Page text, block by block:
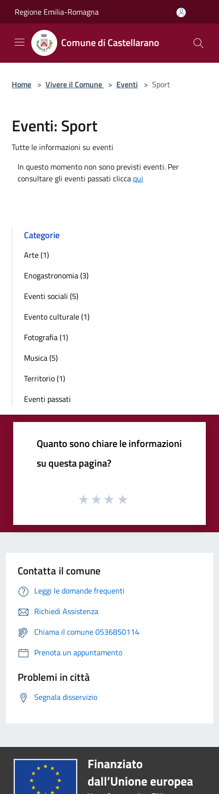
Regione Emilia-Romagna
Comune di Castellarano
Home > Vivere il Comune > Eventi > Sport
Eventi: Sport
Tutte le informazioni su eventi
In questo momento non sono previsti eventi. Per
consultare gli eventi passati cliccaqui
Categorie
Arte (1)
Enogastronomia (3)
Eventi sociali (5)
Evento culturale (1)
Fotografia (1)
Musica (5)
Territorio (1)
Eventi passati
Quanto sono chiare le informazioni
su questa pagina?
Contatta il comune
Leggi le domande frequenti
Richiedi Assistenza
Chiama il comune 0536850114
Prenota un appuntamento
Problemi in città
Segnala disservizio